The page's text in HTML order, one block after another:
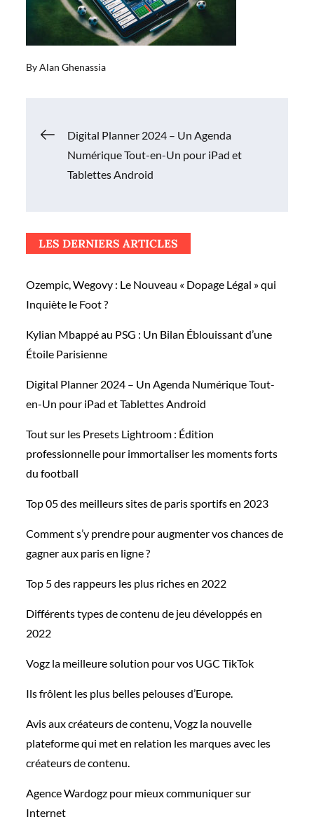
ByAlan Ghenassia
Navigation
de
Digital Planner 2024 – Un Agenda
Numérique Tout-en-Un pour iPad et
Tablettes Android
LES DERNIERS ARTICLES
Ozempic, Wegovy : Le Nouveau « Dopage Légal » qui
Inquiète le Foot ?
Kylian Mbappé au PSG : Un Bilan Éblouissant d’une
Étoile Parisienne
Digital Planner 2024 – Un Agenda Numérique Tout-
en-Un pour iPad et Tablettes Android
Tout sur les Presets Lightroom : Édition
professionnelle pour immortaliser les moments forts
du football
Top 05 des meilleurs sites de paris sportifs en 2023
Comment s’y prendre pour augmenter vos chances de
gagner aux paris en ligne ?
Top 5 des rappeurs les plus riches en 2022
Différents types de contenu de jeu développés en
2022
Vogz la meilleure solution pour vos UGC TikTok
Ils frôlent les plus belles pelouses d’Europe.
Avis aux créateurs de contenu, Vogz la nouvelle
plateforme qui met en relation les marques avec les
créateurs de contenu.
Agence Wardogz pour mieux communiquer sur
Internet